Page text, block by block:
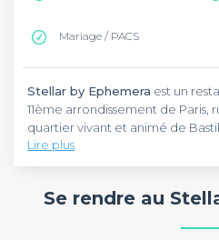
Mariage / PACS
Stellar by Ephemera est un
11ème arrondissement de Paris,
quartier vivant et animé de
rejoindre ce restaurant,
jusqu'à la station Saint-
Stellar by Ephemeraest un
Lire plus
Se rendre au